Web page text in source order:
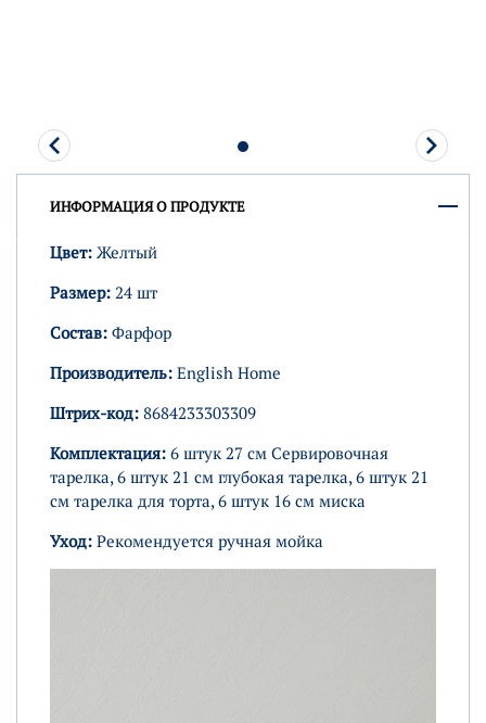
ИНФОРМАЦИЯ О ПРОДУКТЕ
Цвет: Желтый
Размер: 24 шт
Состав: Фарфор
Производитель: English Home
Штрих-код: 8684233303309
Комплектация: 6 штук 27 см Сервировочная
тарелка, 6 штук 21 см глубокая тарелка, 6 штук 21
см тарелка для торта, 6 штук 16 см миска
Уход: Рекомендуется ручная мойка